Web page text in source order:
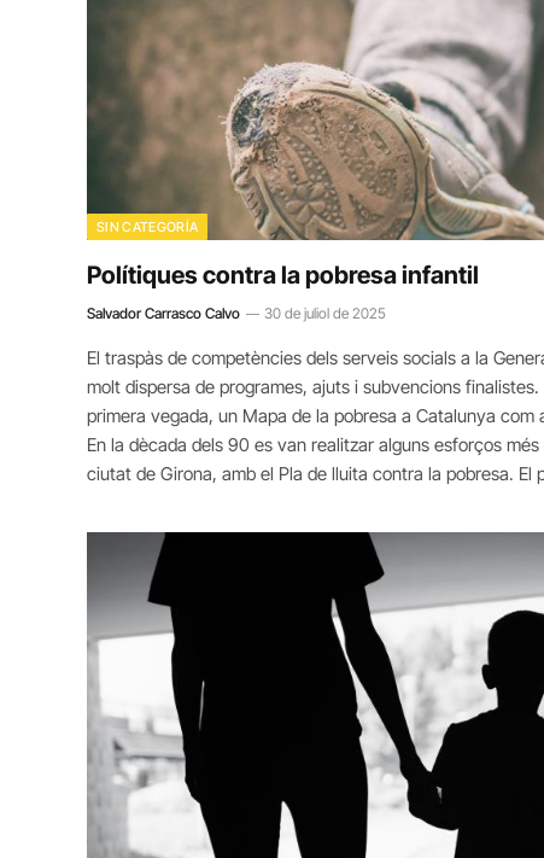
SIN CATEGORÍA
Polítiques contra la pobresa infantil
Salvador Carrasco Calvo 30 de juliol de 2025
El traspàs de competències dels serveis socials a la
molt dispersa de programes, ajuts i subvencions
primera vegada, un Mapa de la pobresa a Catalunya
En la dècada dels 90 es van realitzar alguns esforços
ciutat de Girona, amb el Pla de lluita contra la pobresa.